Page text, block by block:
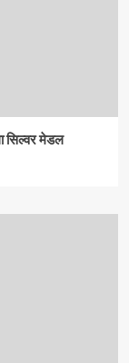
सिल्वर मेडल